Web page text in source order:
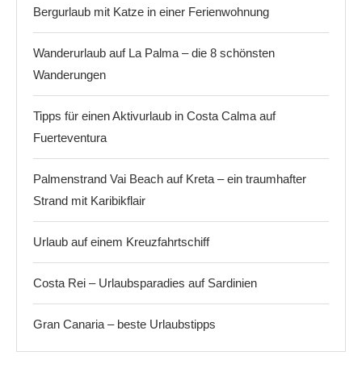
Bergurlaub mit Katze in einer Ferienwohnung
Wanderurlaub auf La Palma – die 8 schönsten
Wanderungen
Tipps für einen Aktivurlaub in Costa Calma auf
Fuerteventura
Palmenstrand Vai Beach auf Kreta – ein traumhafter
Strand mit Karibikflair
Urlaub auf einem Kreuzfahrtschiff
Costa Rei – Urlaubsparadies auf Sardinien
Gran Canaria – beste Urlaubstipps